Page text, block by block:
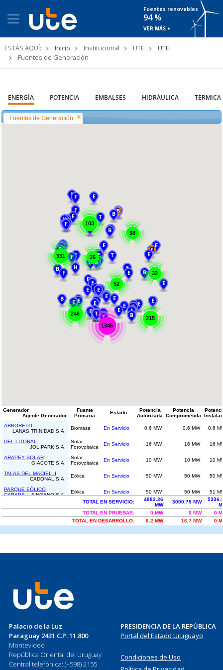
Fuentes renovables
94 %
VER MÁS +
ESTÁS AQUÍ: Inicio Institucional UTE
UTEi
Fuentes de Generación
Palacio de la Luz
Paraguay 2431 C.P. 11.800
Montevideo
República Oriental del Uruguay
Central telefónica: (+598) 2155
PRESIDENCIA DE LA REPÚBLICA
Portal del Estado Uruguayo
Condiciones de Uso